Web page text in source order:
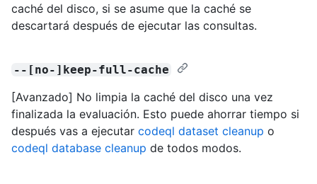
caché del disco, si se asume que la caché se
descartará después de ejecutar las consultas.
--[no-]keep-full-cache
[Avanzado] No limpia la caché del disco una vez
finalizada la evaluación. Esto puede ahorrar tiempo si
después vas a ejecutar codeql dataset cleanup o
codeql database cleanup de todos modos.